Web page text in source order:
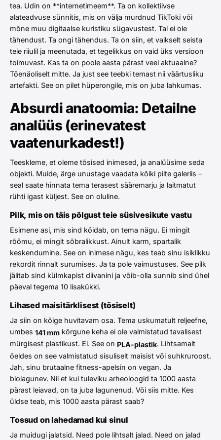
tea. Udin on **internetimeem**. Ta on kollektiivse
alateadvuse sünnitis, mis on välja murdnud TikToki või
mõne muu digitaalse kuristiku sügavustest. Tal ei ole
tähendust. Ta ongi tähendus. Ta on siin, et vaikselt seista
teie riiulil ja meenutada, et tegelikkus on vaid üks versioon
toimuvast. Kas ta on poole aasta pärast veel aktuaalne?
Tõenäoliselt mitte. Ja just see teebki temast nii väärtusliku
artefakti. See on pilet hüperongile, mis on juba lahkumas.
Absurdi anatoomia: Detailne
analüüs (erinevatest
vaatenurkadest!)
Teeskleme, et oleme tõsised inimesed, ja analüüsime seda
objekti. Muide, ärge unustage vaadata kõiki pilte galeriis –
seal saate hinnata tema terasest sääremarju ja laitmatut
rühti igast küljest. See on oluline.
Pilk, mis on täis põlgust teie süsivesikute vastu
Esimene asi, mis sind köidab, on tema nägu. Ei mingit
rõõmu, ei mingit sõbralikkust. Ainult karm, spartalik
keskendumine. See on inimese nägu, kes teab sinu isiklikku
rekordit rinnalt surumises. Ja ta pole vaimustuses. See pilk
jälitab sind külmkapist diivanini ja võib-olla sunnib sind ühel
päeval tegema 10 lisakükki.
Lihased maisitärklisest (tõsiselt)
Ja siin on kõige huvitavam osa. Tema uskumatult reljeefne,
umbes 141 mm kõrgune keha ei ole valmistatud tavalisest
mürgisest plastikust. Ei. See on PLA-plastik. Lihtsamalt
öeldes on see valmistatud sisuliselt maisist või suhkruroost.
Jah, sinu brutaalne fitness-apelsin on vegan. Ja
biolagunev. Nii et kui tuleviku arheoloogid ta 1000 aasta
pärast leiavad, on ta juba lagunenud. Või siis mitte. Kes
üldse teab, mis 1000 aasta pärast saab?
Tossud on lahedamad kui sinul
Ja muidugi jalatsid. Need pole lihtsalt jalad. Need on jalad